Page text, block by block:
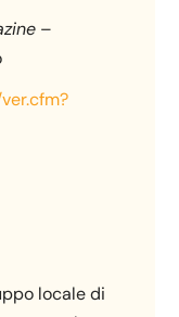
–
locale di